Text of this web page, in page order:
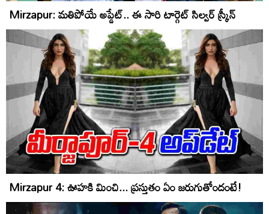
Mirzapur: మతిపోయే అప్డేట్.. ఈ సారి టార్గెట్ సిల్వర్ స్క్రీన్
Mirzapur 4: ఊహకి మించి... ప్రస్తుతం ఏం జరుగుతోందంటే!